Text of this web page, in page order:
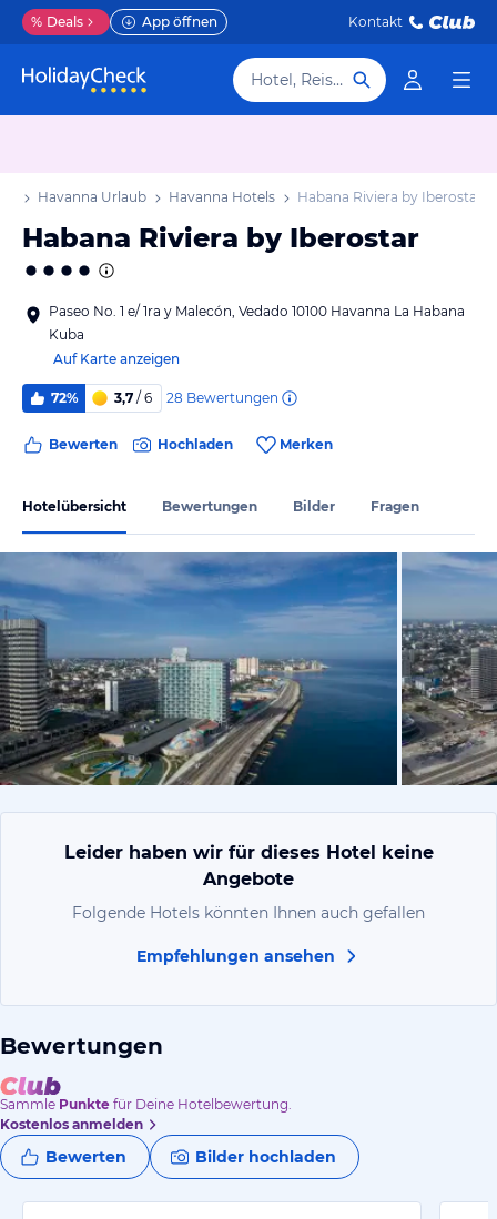
% Deals App öffnen Kontakt
Hotel, Reiseziel
Havanna Urlaub Havanna Hotels Habana Riviera by Iberostar
Habana Riviera by Iberostar
Paseo No. 1 e/ 1ra y Malecón, Vedado 10100 Havanna La Habana
Kuba
Auf Karte anzeigen
72% 3,7 / 6 28 Bewertungen
Bewerten Hochladen Merken
Hotelübersicht Bewertungen Bilder Fragen
vom
Leider haben wir für dieses Hotel keine
Angebote
Folgende Hotels könnten Ihnen auch gefallen
Empfehlungen ansehen
Bewertungen
Sammle Punkte für Deine Hotelbewertung.
Kostenlos anmelden
Bewerten Bilder hochladen